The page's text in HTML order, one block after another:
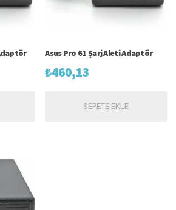
Asus Pro 61 Şarj Aleti Adaptör
₺460,13
SEPETE EKLE